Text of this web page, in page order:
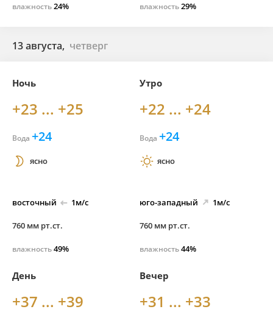
влажность24% влажность29%
13 августа, четверг
Ночь
+23 ... +25
Вода +24
ясно
восточный 1м/с
760 мм рт.ст.
влажность49%
Утро
+22 ... +24
Вода +24
ясно
юго-западный 1м/с
760 мм рт.ст.
влажность44%
День
+37 ... +39
Вечер
+31 ... +33